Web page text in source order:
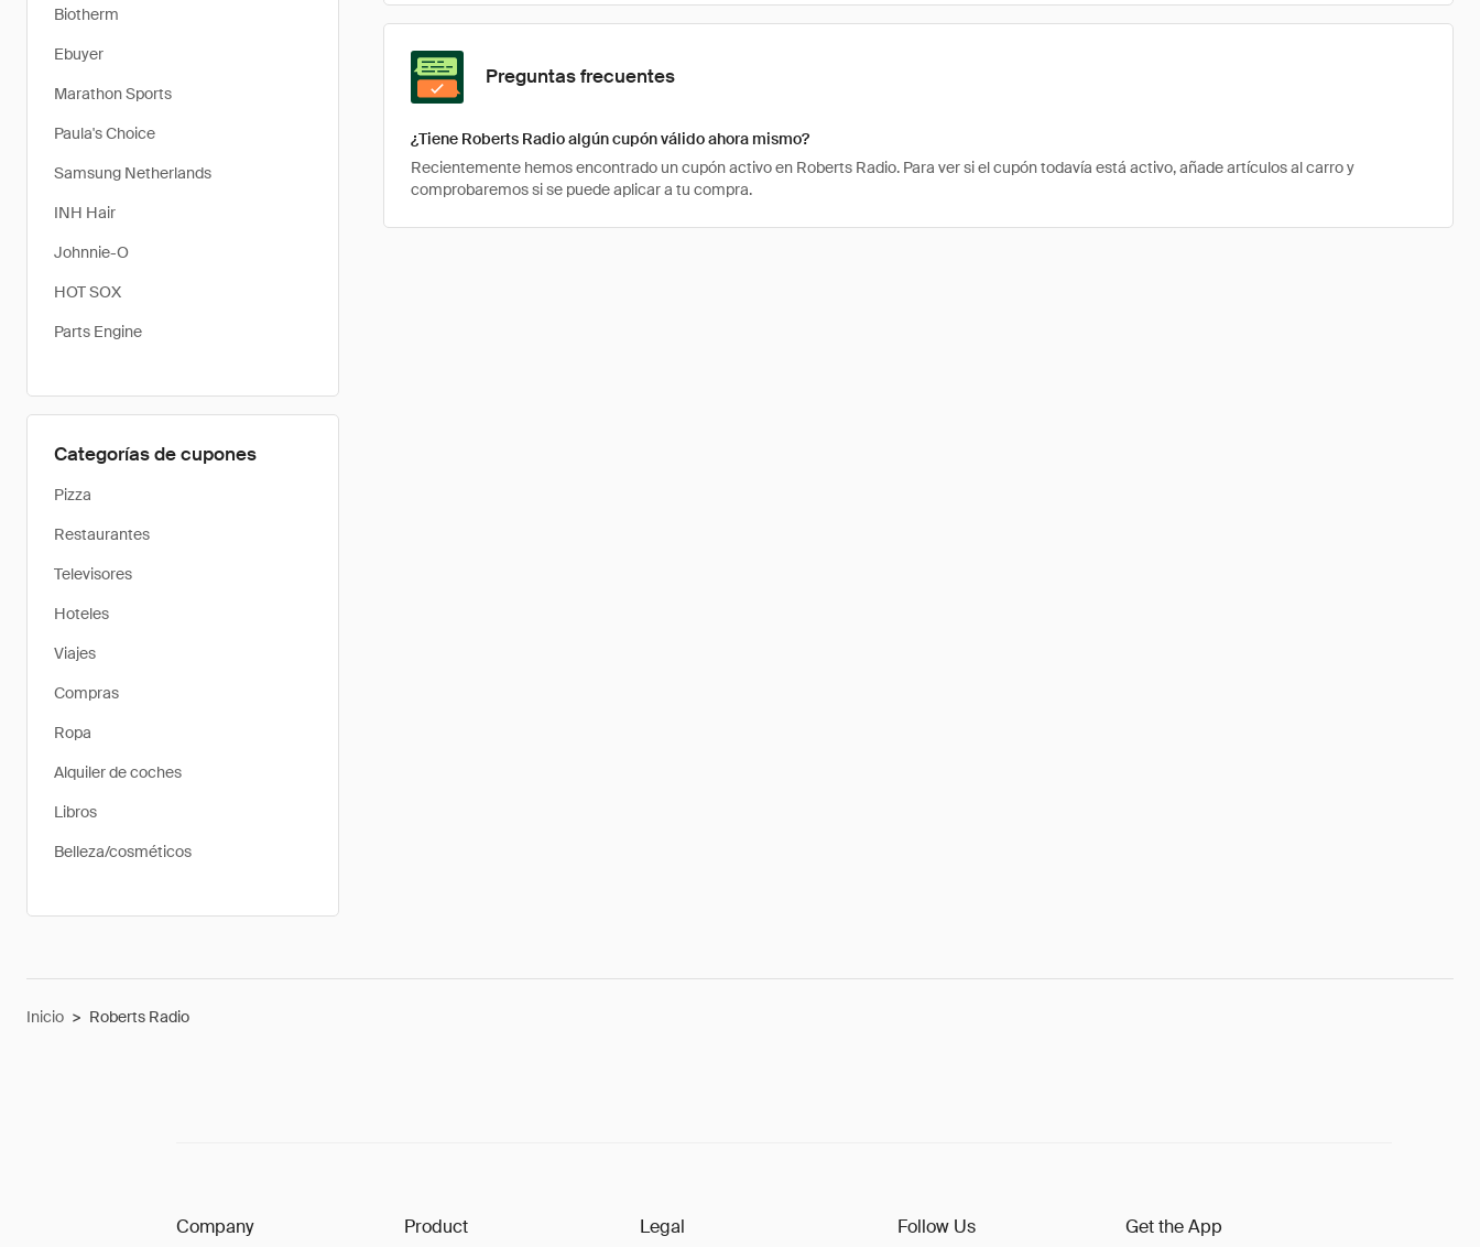
Biotherm
Ebuyer
Marathon Sports
Paula's Choice
Samsung Netherlands
INH Hair
Johnnie-O
HOT SOX
Parts Engine
Categorías de cupones
Pizza
Restaurantes
Televisores
Hoteles
Viajes
Compras
Ropa
Alquiler de coches
Libros
Belleza/cosméticos
Preguntas frecuentes
¿Tiene Roberts Radio algún cupón válido ahora mismo?
Recientemente hemos encontrado un cupón activo en Roberts Radio. Para ver si el cupón todavía está activo, añade artículos al carro y
comprobaremos si se puede aplicar a tu compra.
Inicio > Roberts Radio
Company Product Legal Follow Us Get the App